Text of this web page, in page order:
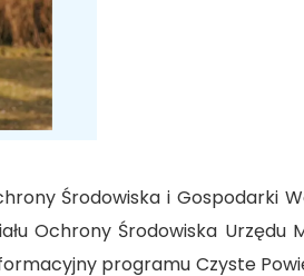
Środowiska i Gospodarki
Ochrony Środowiska Urzędu
programu Czyste